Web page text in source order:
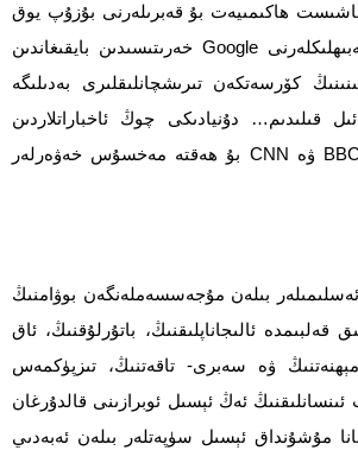
ھاكىمىيەت بۇ قەبرىلەرنى بۇزۇپ يوق
قىلىۋەتتى. مەن بۇ قەبىھلىكلەرنى Google خەرىتىسىدىن بايقىغاندىن
كۆرسەتكەن تىرىشچانلىقلىرى بەدىلىگە
قىلىدىم… دۇنيادىكى چوڭ ئاخباراتلاردىن
فرانسىيە ئاگېنتلىقى، BBC ۋە CNN بۇ ھەقتە مەخسۇس خەۋەرلەر
بىلەن مۇجەسسەملەنگەن بوۋامنىڭ
قەلبىمدە ئالىجاناپلىقنىڭ، باتۇرلۇقنىڭ، ئاق
ۋە سەبرى- تاقەتنىڭ، تىزپۈكمەس
ئەڭ ئېسىل ئوبرازىنى قالدۇرغان
مۇشۇنداق ئېسىل سۈپەتلەر بىلەن ئەبەدىي